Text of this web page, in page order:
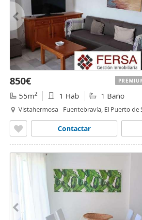
850€
55m2 1 Hab 1 Baño
Vistahermosa - Fuentebravía, El Puerto de
Contactar